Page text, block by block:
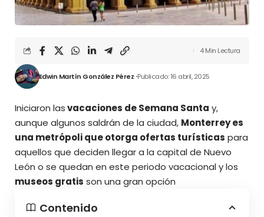
Edwin Martín González Pérez Publicado: 16 abril, 2025
4 Min Lectura
Iniciaron lasvacaciones de Semana Santa y,
aunque algunos saldrán de la ciudad, Monterrey es
una metrópoli que otorga ofertas turísticas para
aquellos que deciden llegar a la capital de Nuevo
León o se quedan en este periodo vacacional y los
museos gratis son una gran opción
Contenido